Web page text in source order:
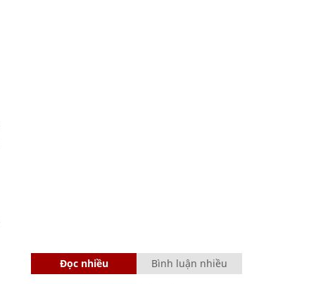
Đọc nhiều Bình luận nhiều